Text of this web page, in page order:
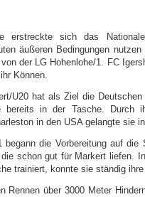
erstreckte sich das Nationale
äußeren Bedingungen
von der LG Hohenlohe/1. FC
Können.
U20 hat als Ziel die
bereits in der Tasche. Durch
in den USA gelangte sie
begann die Vorbereitung auf
schon gut für Markert liefen.
trainiert, konnte sie ständig
Rennen über 3000 Meter